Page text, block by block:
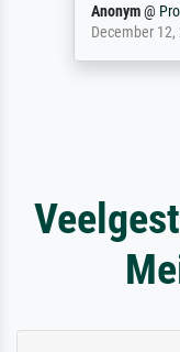
Reinhold,
April 22,